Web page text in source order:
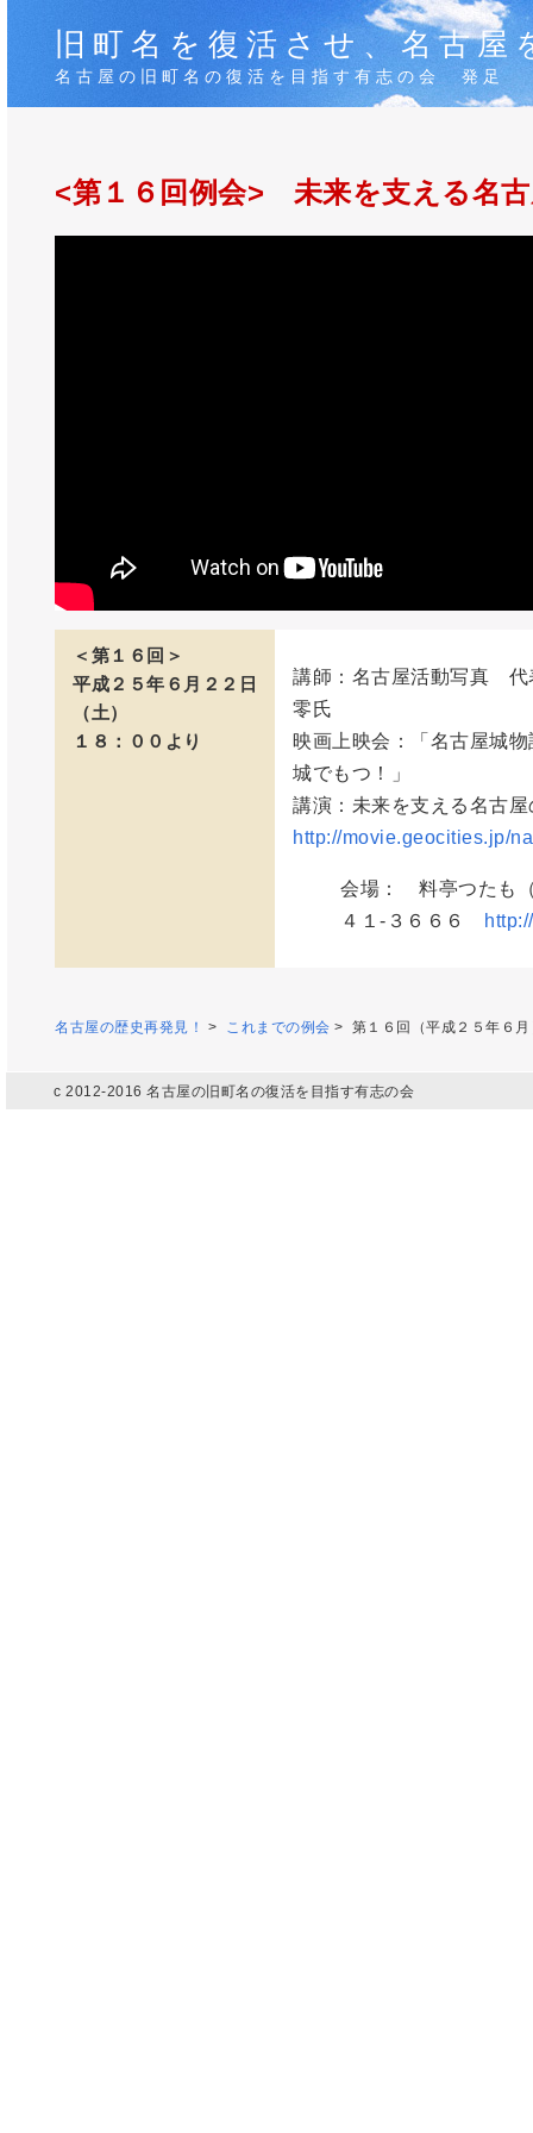
旧町名を復活させ、名古
名古屋の旧町名の復活を目指す有志の会 発足
<第１６回例会> 未来を支える名
＜第１６回＞
平成２５年６月２２日
（土）
１８：００より
講師：名古屋活動写真
零氏
映画上映会：「名古屋城
城でもつ！」
講演：未来を支える名古屋
http://movie.geocities.jp/
会場： 料亭つたも
４１-３６６６
名古屋の歴史再発見！ > これまでの例会 > 第１６回（平成２５年６月
c 2012-2016 名古屋の旧町名の復活を目指す有志の会